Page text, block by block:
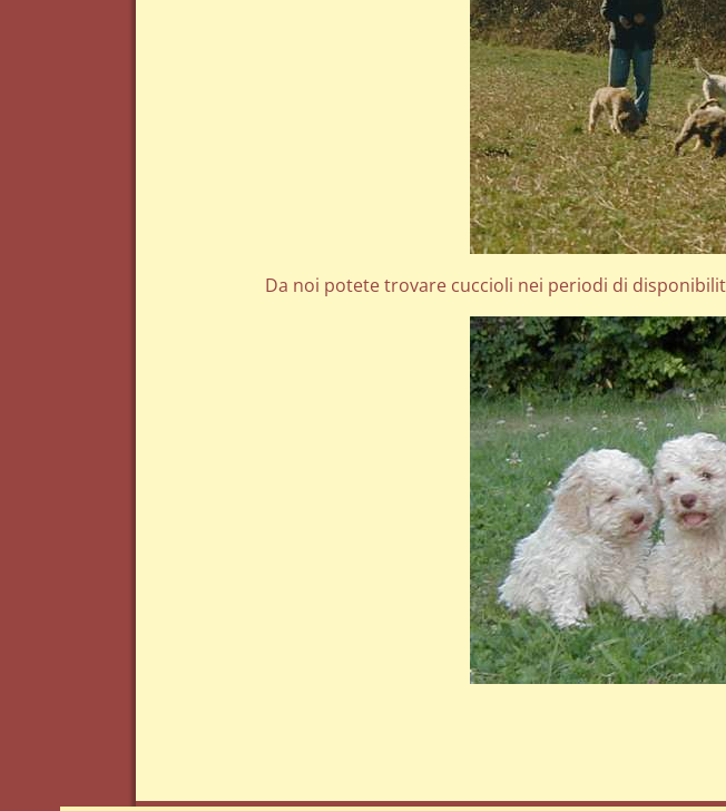
Da noi potete trovare cuccioli nei periodi di